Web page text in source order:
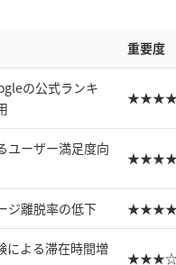
重要度
の公式ランキ
ユーザー満足度向
ジ離脱率の低下
による滞在時間増